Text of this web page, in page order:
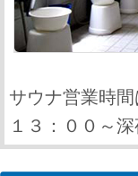
サウナ営業時間
１３：００～